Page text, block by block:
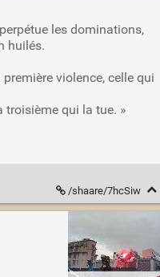
les dominations,
huilés.
violence, celle qui
troisième qui la tue. »
/shaare/7hcSiw